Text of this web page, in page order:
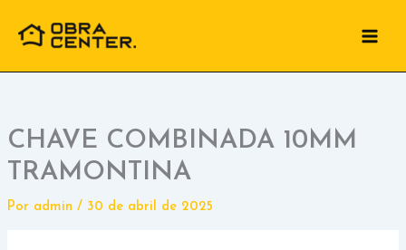
para
conteúdo
CHAVE COMBINADA 10MM
TRAMONTINA
Por admin / 30 de abril de 2025